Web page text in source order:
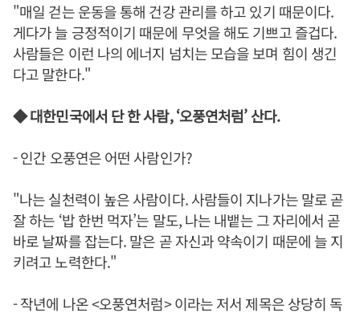
"매일 걷는 운동을 통해 건강 관리를 하고 있기 때문이다.
게다가 늘 긍정적이기 때문에 무엇을 해도 기쁘고 즐겁다.
사람들은 이런 나의 에너지 넘치는 모습을 보며 힘이 생긴
다고 말한다."
◆ 대한민국에서 단 한 사람, ‘오풍연처럼’ 산다.
- 인간 오풍연은 어떤 사람인가?
"나는 실천력이 높은 사람이다. 사람들이 지나가는 말로 곧
잘 하는 ‘밥 한번 먹자’는 말도, 나는 내뱉는 그 자리에서 곧
바로 날짜를 잡는다. 말은 곧 자신과 약속이기 때문에 늘 지
키려고 노력한다."
- 작년에 나온 <오풍연처럼> 이라는 저서 제목은 상당히 독